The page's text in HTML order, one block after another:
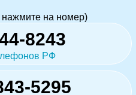
нажмите на номер)
8243
РФ
5295